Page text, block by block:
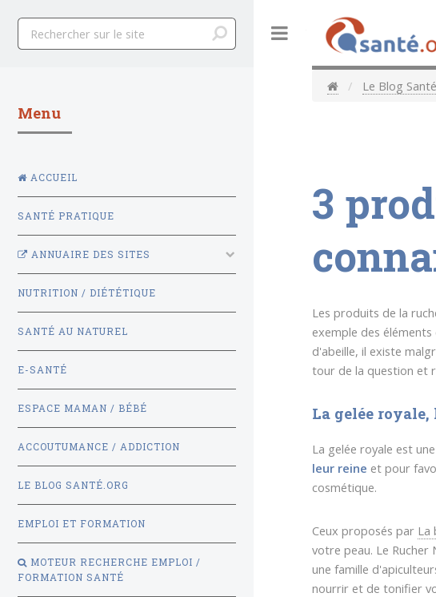
Le Blog
3
Les produits de la
exemple des
d'abeille, il existe
tour de la question et
La gelée
La gelée royale est
leur reine et pour
cosmétique.
Ceux proposés par La
votre peau. Le
une famille
nourrir et de tonifier
Menu
ACCUEIL
SANTÉ PRATIQUE
ANNUAIRE DES SITES
NUTRITION / DIÉTÉTIQUE
SANTÉ AU NATUREL
E-SANTÉ
ESPACE MAMAN / BÉBÉ
ACCOUTUMANCE / ADDICTION
LE BLOG SANTÉ.ORG
EMPLOI ET FORMATION
MOTEUR RECHERCHE EMPLOI /
FORMATION SANTÉ
Toggle